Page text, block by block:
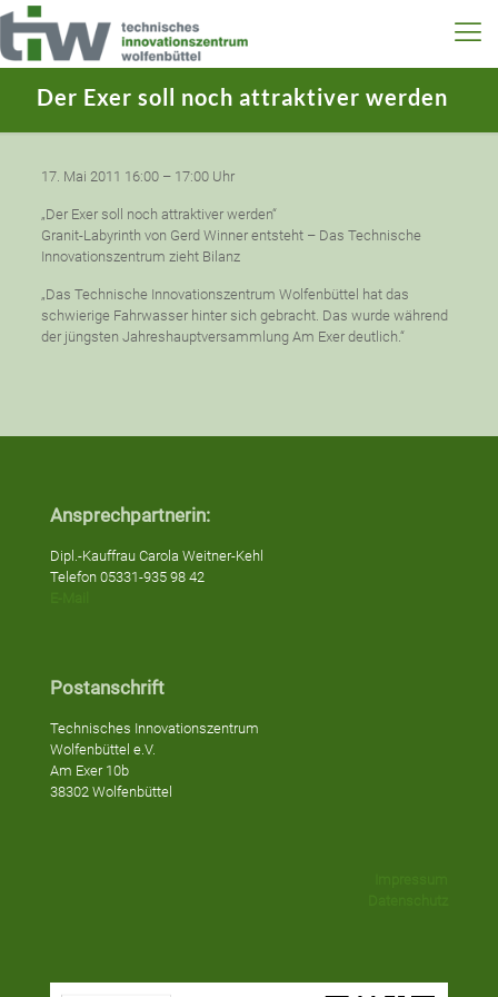
Der Exer soll noch attraktiver werden
17. Mai 2011 16:00 – 17:00 Uhr
„Der Exer soll noch attraktiver werden“
Granit-Labyrinth von Gerd Winner entsteht – Das Technische
Innovationszentrum zieht Bilanz
„Das Technische Innovationszentrum Wolfenbüttel hat das
schwierige Fahrwasser hinter sich gebracht. Das wurde während
der jüngsten Jahreshauptversammlung Am Exer deutlich.“
Ansprechpartnerin:
Dipl.-Kauffrau Carola Weitner-Kehl
Telefon 05331-935 98 42
Postanschrift
Technisches Innovationszentrum
Wolfenbüttel e.V.
Am Exer 10b
38302 Wolfenbüttel